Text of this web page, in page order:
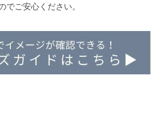
でご安心ください。